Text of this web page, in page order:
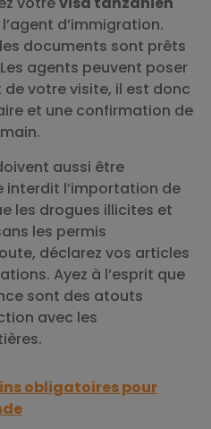
d’immigration.
documents sont prêts
agents peuvent poser
votre visite, il est donc
et une confirmation de
aussi être
interdit l’importation de
les drogues illicites et
les permis
déclarez vos articles
Ayez à l’esprit que
sont des atouts
avec les
obligatoires pour